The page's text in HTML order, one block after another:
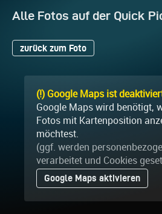
Alle Fotos auf der Quick
zurück zum Foto
(!) Google Maps ist
Google Maps wird benötigt,
Fotos mit Kartenposition
möchtest.
(ggf. werden
verarbeitet und Cookies
Google Maps aktivieren